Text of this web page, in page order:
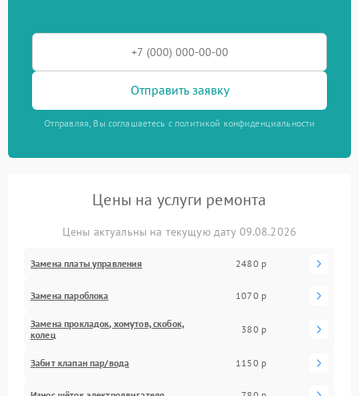
Отправить заявку
Отправляя, Вы соглашаетесь с политикой конфиденциальности
Цены на услуги ремонта
Цены актуальны на текущую дату 09.08.2026
Замена платы управления 2480 р
Замена пароблока 1070 р
Замена прокладок, хомутов, скобок,
колец
380 р
Забит клапан пар/вода 1150 р